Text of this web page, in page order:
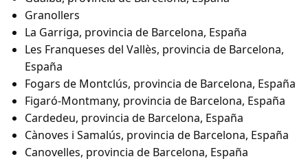
Granollers
La Garriga, provincia de Barcelona, España
Les Franqueses del Vallès, provincia de Barcelona,
España
Fogars de Montclús, provincia de Barcelona, España
Figaró-Montmany, provincia de Barcelona, España
Cardedeu, provincia de Barcelona, España
Cànoves i Samalús, provincia de Barcelona, España
Canovelles, provincia de Barcelona, España